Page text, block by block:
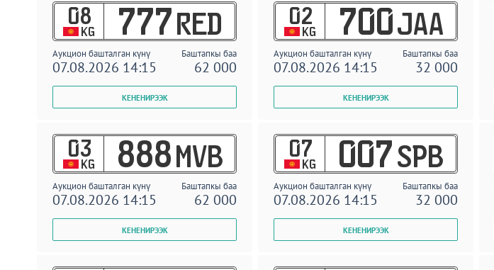
08
KG 777 RED
Аукцион башталган күнү Баштапкы баа
07.08.2026 14:15 62 000
02
KG 700 JAA
Аукцион башталган күнү Баштапкы баа
07.08.2026 14:15 32 000
03
KG 888 MVB
Аукцион башталган күнү Баштапкы баа
07.08.2026 14:15 62 000
07
KG 007 SPB
Аукцион башталган күнү Баштапкы баа
07.08.2026 14:15 32 000